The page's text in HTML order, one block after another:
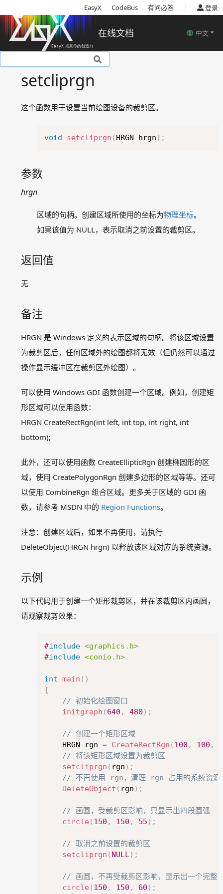
EasyX CodeBus 有问必答 登录
在线文档 中文
安装
基本概念
绘图设备相关函数
closegraph
getaspectratio
initgraph
setaspectratio
setorigin
颜色模型
图形颜色及样式设置相关函数
文字输出相关函数
图像处理相关函数
消息处理相关函数
graphics.h 暂留函数
示例程序
联系我们
下载
离线文档
Copyright © 2026意在版权声明
投诉举报：admin@easyx.cn
冀ICP备18009530号-10
setcliprgn
这个函数用于设置当前绘图设备的裁剪区。
void setcliprgn ( HRGN hrgn ) ;
参数
hrgn
区域的句柄。创建区域所使用的坐标为物理坐标。
如果该值为 NULL，表示取消之前设置的裁剪区。
返回值
无
备注
HRGN 是 Windows 定义的表示区域的句柄。将该区域设置
为裁剪区后，任何区域外的绘图都将无效（但仍然可以通过
操作显示缓冲区在裁剪区外绘图）。
可以使用 Windows GDI 函数创建一个区域。例如，创建矩
形区域可以使用函数：
HRGN CreateRectRgn(int left, int top, int right, int
bottom);
此外，还可以使用函数 CreateEllipticRgn 创建椭圆形的区
域，使用 CreatePolygonRgn 创建多边形的区域等等。还可
以使用 CombineRgn 组合区域。更多关于区域的 GDI 函
数，请参考 MSDN 中的 Region Functions。
注意：创建区域后，如果不再使用，请执行
DeleteObject(HRGN hrgn) 以释放该区域对应的系统资源。
示例
以下代码用于创建一个矩形裁剪区，并在该裁剪区内画圆，
请观察裁剪效果：
#include <graphics.h>
#include <conio.h>
int main ( )
{
// 初始化绘图窗口
initgraph ( 640 , 480 ) ;
// 创建一个矩形区域
	HRGN rgn
= CreateRectRgn ( 100 , 100 ,
// 将该矩形区域设置为裁剪区
setcliprgn ( rgn ) ;
// 不再使用 rgn，清理 rgn 占用的系统资源
DeleteObject ( rgn ) ;
// 画圆，受裁剪区影响，只显示出四段圆弧
circle( 150 , 150 , 55 ) ;
// 取消之前设置的裁剪区
setcliprgn ( NULL) ;
// 画圆，不再受裁剪区影响，显示出一个完整
circle( 150 , 150 , 60 ) ;